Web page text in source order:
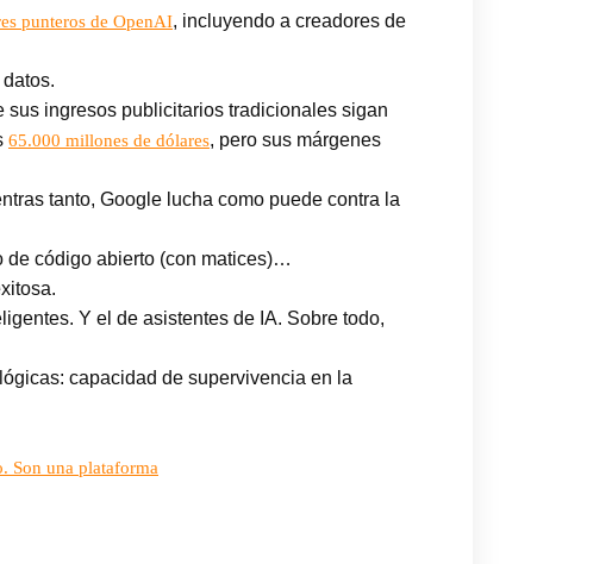
punteros de OpenAI, incluyendo a creadores de
sus ingresos publicitarios tradicionales sigan
65.000 millones de dólares, pero sus márgenes
tanto, Google lucha como puede contra la
de código abierto (con matices)…
Y el de asistentes de IA. Sobre todo,
capacidad de supervivencia en la
Son una plataforma